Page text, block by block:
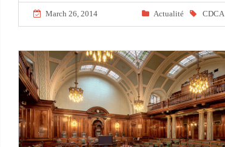
March 26, 2014 Actualité CDCA